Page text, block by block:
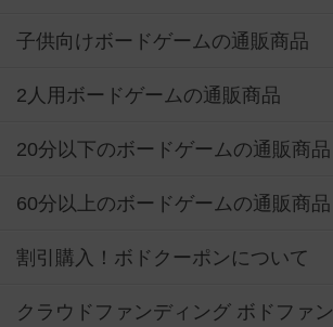
子供向けボードゲームの通販商品
2人用ボードゲームの通販商品
20分以下のボードゲームの通販商品
60分以上のボードゲームの通販商品
割引購入！ボドクーポンについて
クラウドファンディング ボドファン